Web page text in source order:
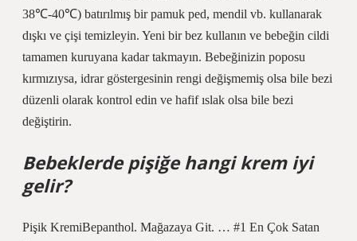
38℃-40℃) batırılmış bir pamuk ped, mendil vb. kullanarak
dışkı ve çişi temizleyin. Yeni bir bez kullanın ve bebeğin cildi
tamamen kuruyana kadar takmayın. Bebeğinizin poposu
kırmızıysa, idrar göstergesinin rengi değişmemiş olsa bile bezi
düzenli olarak kontrol edin ve hafif ıslak olsa bile bezi
değiştirin.
Bebeklerde pişiğe hangi krem iyi
gelir?
Pişik KremiBepanthol. Mağazaya Git. … #1 En Çok Satan